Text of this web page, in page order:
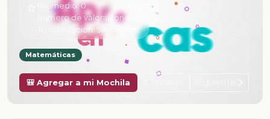
Promedio:0
Número de valoraciones:
Tu calificación:Sin calificar
Matemáticas
🎒 Agregar a mi Mochila